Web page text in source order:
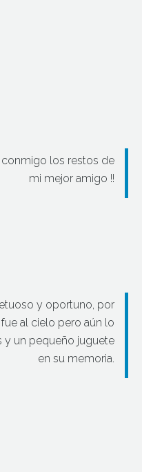
los restos de
mi mejor amigo !!
y oportuno, por
al cielo pero aún lo
y un pequeño juguete
en su memoria.